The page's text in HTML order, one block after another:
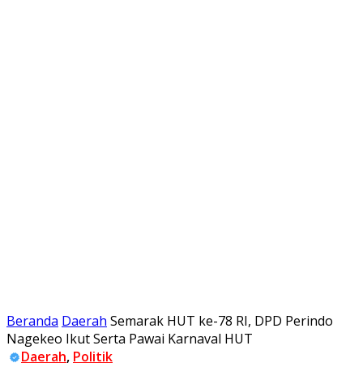
Beranda Daerah Semarak HUT ke-78 RI, DPD Perindo
Nagekeo Ikut Serta Pawai Karnaval HUT
Daerah, Politik